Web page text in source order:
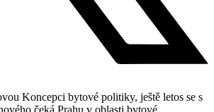
Koncepci bytové politiky, ještě letos se s